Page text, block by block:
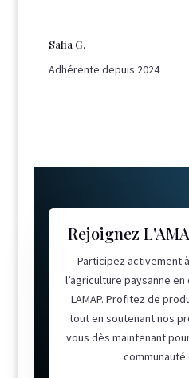
Safia G.
Adhérente depuis 2024
Rejoignez
Participez activement
l’agriculture paysanne
LAMAP. Profitez de
tout en soutenant nos
vous dès maintenant
communauté